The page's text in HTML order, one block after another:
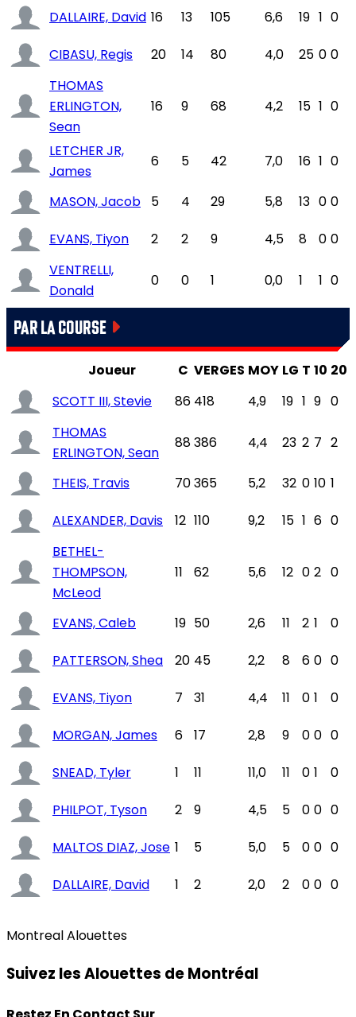
DALLAIRE, David 16 13 105 6,6 19 1 0
CIBASU, Regis
20 14 80 4,0 25 00
THOMAS
ERLINGTON,
Sean
16 9 68 4,2 15 1 0
LETCHER JR,
James
6 5 42 7,0 16 1 0
MASON, Jacob 5 4 29 5,8 13 00
EVANS, Tiyon
2 2 9 4,5 8 00
VENTRELLI,
Donald
0 0 1 0,0 1 1 0
PAR LA COURSE
Joueur C VERGES MOYLG T10 20
SCOTT III, Stevie 86418 4,9 19 1 9 0
THOMAS
ERLINGTON, Sean
88386 4,4 23 2 7 2
THEIS, Travis
70365 5,2 32 010 1
ALEXANDER, Davis 12 110 9,2 15 1 6 0
BETHEL-
THOMPSON,
McLeod
11 62 5,6 12 02 0
EVANS, Caleb 19 50 2,6 11 2 1
0
PATTERSON, Shea 20 45 2,2 8 60 0
EVANS, Tiyon
7 31 4,4 11 01
0
MORGAN, James
6 17 2,8 9 00 0
SNEAD, Tyler
1 11 11,0 11 01
0
PHILPOT, Tyson
2 9 4,5 5 00 0
MALTOS DIAZ, Jose 1 5 5,0 5 00 0
DALLAIRE, David
1 2 2,0 2 00 0
Montreal Alouettes
Suivez les Alouettes de Montréal